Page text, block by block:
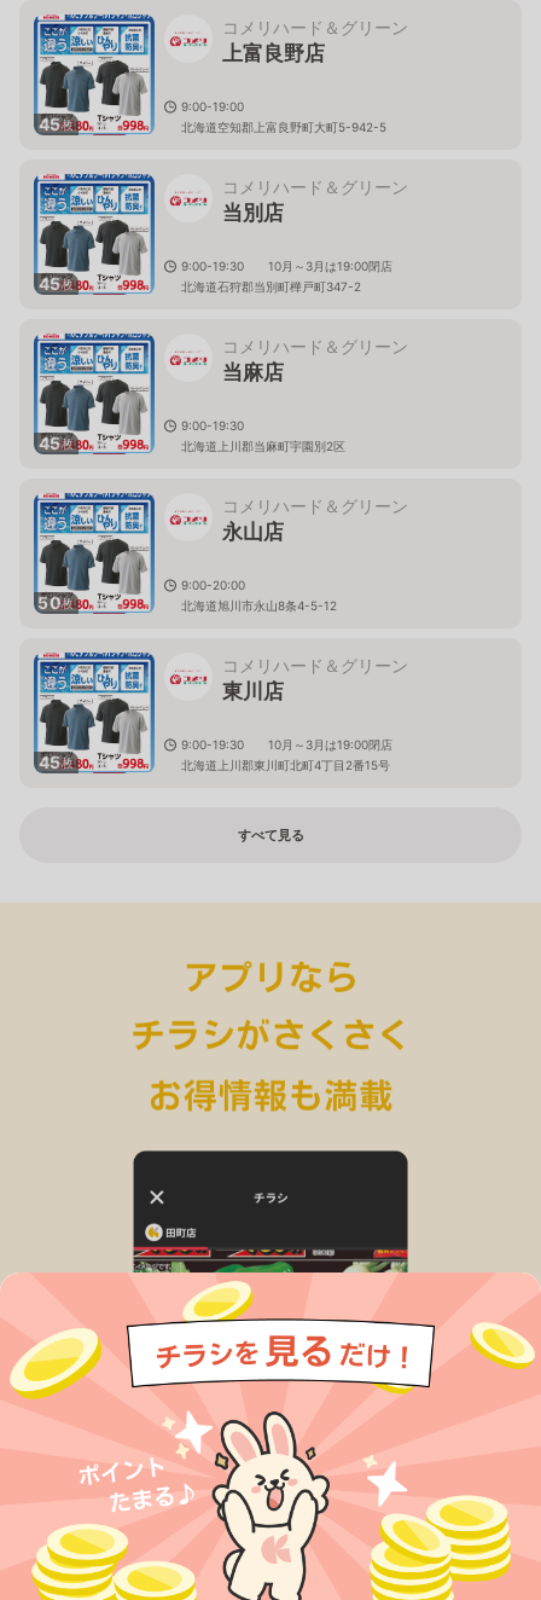
45枚
コメリハード＆グリーン
上富良野店
9:00-19:00
北海道空知郡上富良野町大町5-942-5
45枚
コメリハード＆グリーン
当別店
9:00-19:30 10月～3月は19:00閉店
北海道石狩郡当別町樺戸町347-2
45枚
コメリハード＆グリーン
当麻店
9:00-19:30
北海道上川郡当麻町宇園別2区
50枚
コメリハード＆グリーン
永山店
9:00-20:00
北海道旭川市永山8条4-5-12
45枚
コメリハード＆グリーン
東川店
9:00-19:30 10月～3月は19:00閉店
北海道上川郡東川町北町4丁目2番15号
すべて見る